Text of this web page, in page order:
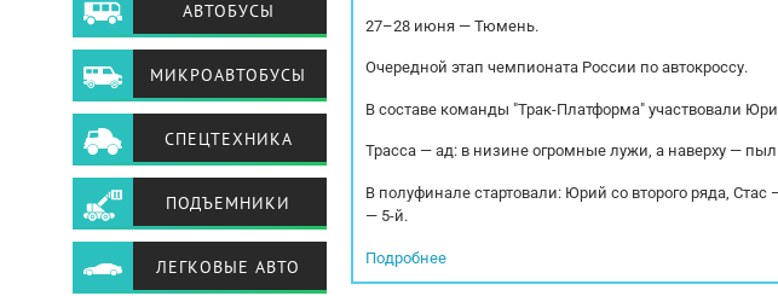
27–28 июня — Тюмень.
Очередной этап чемпионата России по автокроссу.
В составе команды "Трак-Платформа" участвовали
Трасса — ад: в низине огромные лужи, а наверху —
В полуфинале стартовали: Юрий со второго ряда,
— 5-й.
Подробнее
АВТОБУСЫ
МИКРОАВТОБУСЫ
СПЕЦТЕХНИКА
ПОДЪЕМНИКИ
ЛЕГКОВЫЕ АВТО